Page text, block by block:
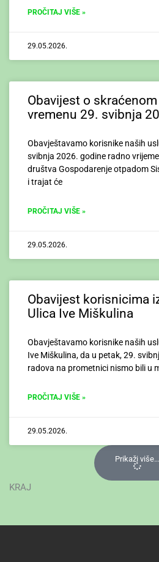
PROČITAJ VIŠE »
29.05.2026.
Obavijest o
vremenu 29. svibnja
Obavještavamo korisnike naših
svibnja 2026. godine radno
društva Gospodarenje otpadom
i trajat će
PROČITAJ VIŠE »
29.05.2026.
Obavijest korisnicima
Ulica Ive Miškulina
Obavještavamo korisnike naših
Ive Miškulina, da u petak, 29.
radova na prometnici nismo bili u
PROČITAJ VIŠE »
29.05.2026.
Prikaži više...
KRAJ